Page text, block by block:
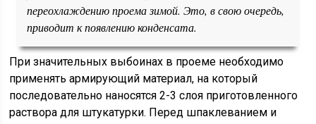
переохлаждению проема зимой. Это, в свою очередь,
приводит к появлению конденсата.
При значительных выбоинах в проеме необходимо
применять армирующий материал, на который
последовательно наносятся 2-3 слоя приготовленного
раствора для штукатурки. Перед шпаклеванием и